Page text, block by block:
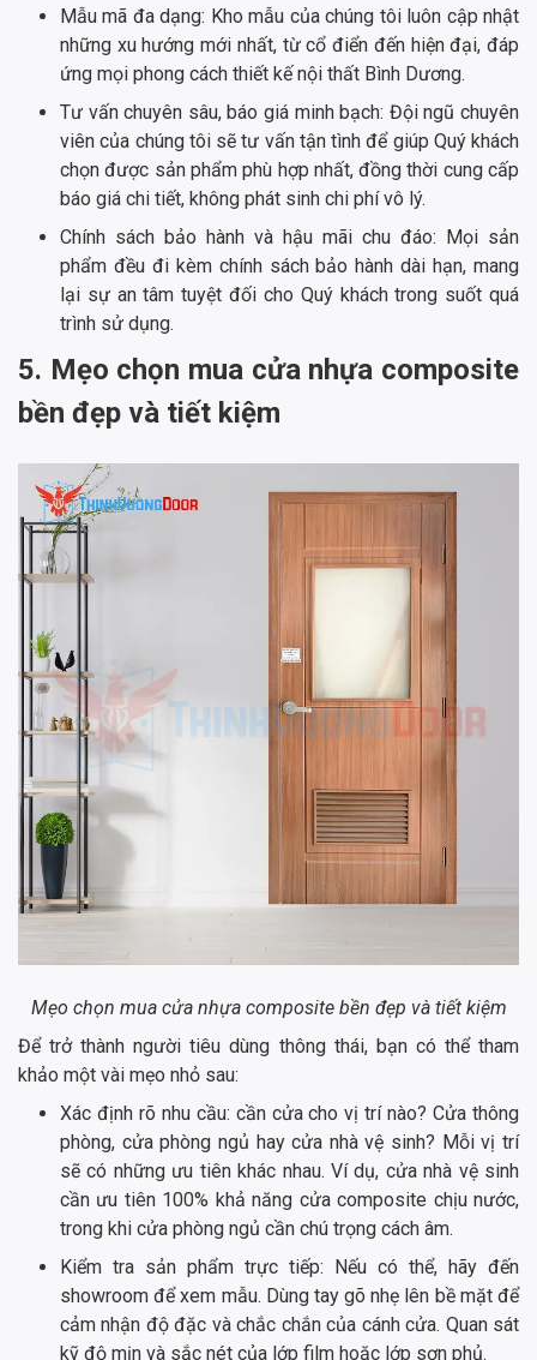
Mẫu mã đa dạng: Kho mẫu của chúng tôi luôn cập nhật
những xu hướng mới nhất, từ cổ điển đến hiện đại, đáp
ứng mọi phong cách thiết kế nội thất Bình Dương.
Tư vấn chuyên sâu, báo giá minh bạch: Đội ngũ chuyên
viên của chúng tôi sẽ tư vấn tận tình để giúp Quý khách
chọn được sản phẩm phù hợp nhất, đồng thời cung cấp
báo giá chi tiết, không phát sinh chi phí vô lý.
Chính sách bảo hành và hậu mãi chu đáo: Mọi sản
phẩm đều đi kèm chính sách bảo hành dài hạn, mang
lại sự an tâm tuyệt đối cho Quý khách trong suốt quá
trình sử dụng.
5. Mẹo chọn mua cửa nhựa composite
bền đẹp và tiết kiệm
Mẹo chọn mua cửa nhựa composite bền đẹp và tiết kiệm
Để trở thành người tiêu dùng thông thái, bạn có thể tham
khảo một vài mẹo nhỏ sau:
Xác định rõ nhu cầu: cần cửa cho vị trí nào? Cửa thông
phòng, cửa phòng ngủ hay cửa nhà vệ sinh? Mỗi vị trí
sẽ có những ưu tiên khác nhau. Ví dụ, cửa nhà vệ sinh
cần ưu tiên 100% khả năng cửa composite chịu nước,
trong khi cửa phòng ngủ cần chú trọng cách âm.
Kiểm tra sản phẩm trực tiếp: Nếu có thể, hãy đến
showroom để xem mẫu. Dùng tay gõ nhẹ lên bề mặt để
cảm nhận độ đặc và chắc chắn của cánh cửa. Quan sát
kỹ độ mịn và sắc nét của lớp film hoặc lớp sơn phủ.